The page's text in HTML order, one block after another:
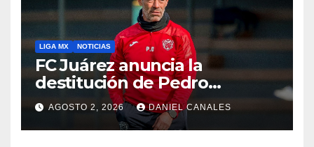
LIGA MX NOTICIAS
FC Juárez anuncia la
destitución de Pedro
Caixinha
AGOSTO 2, 2026 DANIEL CANALES